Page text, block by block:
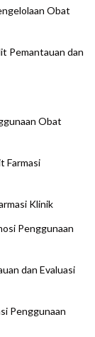
Obat
Pemantauan dan
Obat
Farmasi
Klinik
Penggunaan
dan Evaluasi
Penggunaan